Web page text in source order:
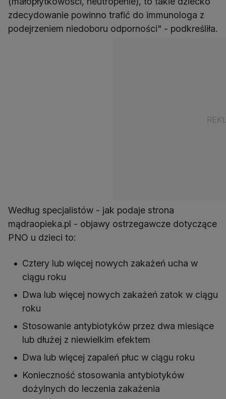
zdecydowanie powinno trafić do immunologa z
podejrzeniem niedoboru odporności" - podkreśliła.
Według specjalistów - jak podaje strona
mądraopieka.pl - objawy ostrzegawcze dotyczące
PNO u dzieci to:
Cztery lub więcej nowych zakażeń ucha w
ciągu roku
Dwa lub więcej nowych zakażeń zatok w ciągu
roku
Stosowanie antybiotyków przez dwa miesiące
lub dłużej z niewielkim efektem
Dwa lub więcej zapaleń płuc w ciągu roku
Konieczność stosowania antybiotyków
dożylnych do leczenia zakażenia